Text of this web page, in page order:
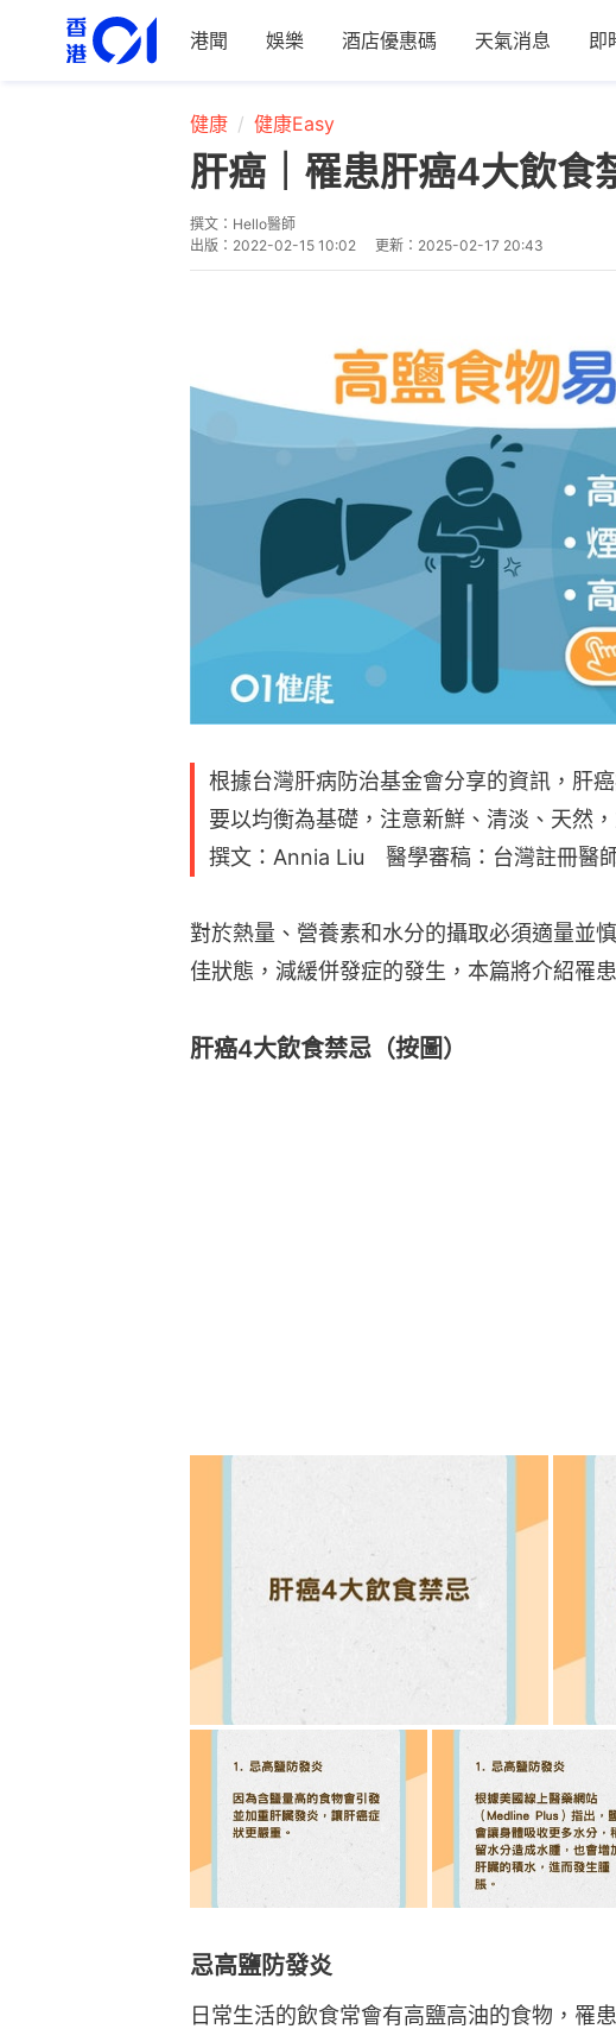
港聞 娛樂 酒店優惠碼 天氣消息 即
健康 健康Easy
肝癌｜罹患肝癌4大飲食
撰文： Hello醫師
出版： 2022-02-15 10:02 更新： 2025-02-17 20:43
根據台灣肝病防治基金會分享的資訊，肝
要以均衡為基礎，注意新鮮、清淡、天然
撰文：Annia Liu 醫學審稿：台灣註冊醫
對於熱量、營養素和水分的攝取必須適量並
佳狀態，減緩併發症的發生，本篇將介紹罹
肝癌4大飲食禁忌（按圖）
忌高鹽防發炎
日常生活的飲食常會有高鹽高油的食物，罹